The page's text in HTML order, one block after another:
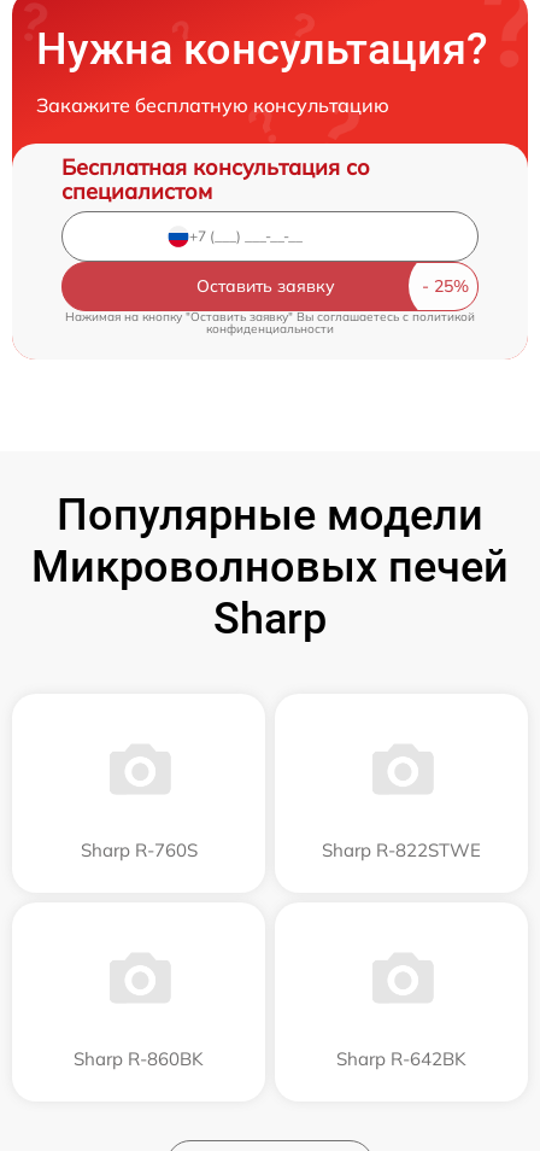
Нужна консультация?
Закажите бесплатную консультацию
Бесплатная консультация со
специалистом
Оставить заявку
Нажимая на кнопку "Оставить заявку" Вы соглашаетесь cполитикой
конфиденциальности
Популярные модели
Микроволновых печей
Sharp
Sharp R-760S Sharp R-822STWE
Sharp R-860BK Sharp R-642BK